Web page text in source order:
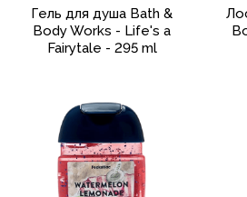
Гель для душа Bath &
Body Works - Life's a
Fairytale - 295 ml